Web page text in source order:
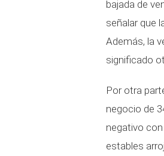
bajada de
señalar que
Además, la
significado
Por otra
negocio de
negativo
estables